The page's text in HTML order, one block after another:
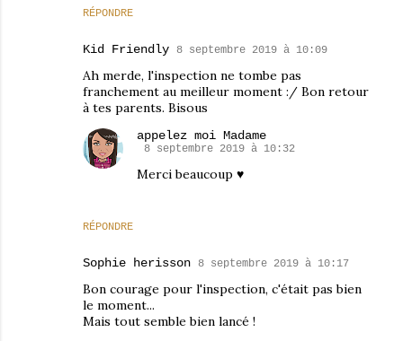
RÉPONDRE
Kid Friendly 8 septembre 2019 à 10:09
Ah merde, l'inspection ne tombe pas
franchement au meilleur moment :/ Bon retour
à tes parents. Bisous
RÉPONDRE
appelez moi Madame
8 septembre 2019 à 10:32
Merci beaucoup ♥
Sophie herisson 8 septembre 2019 à 10:17
Bon courage pour l'inspection, c'était pas bien
le moment...
Mais tout semble bien lancé !